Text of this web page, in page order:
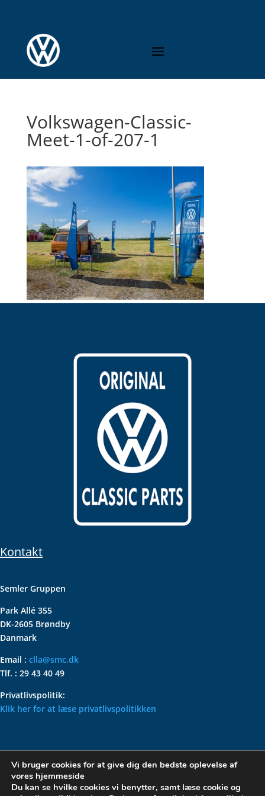
Volkswagen-Classic-
Meet-1-of-207-1
Kontakt
Semler Gruppen
Park Allé 355
DK-2605 Brøndby
Danmark
Email : clla@smc.dk
Tlf. : 29 43 40 49
Privatlivspolitik:
Klik her for at læse privatlivspolitikken
VOLKSWAGEN CLASSIC
PARTS – HOLDER DIN
KLASSISKE VOLKSWAGEN I
Vi bruger cookies for at give dig den bedste oplevelse af
vores hjemmeside
Du kan se hvilke cookies vi benytter, samt læse cookie og